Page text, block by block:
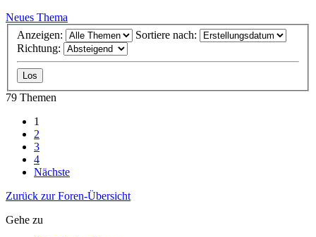
Neues Thema
Anzeigen:
Sortiere nach:
Richtung:
79 Themen
1
2
3
4
Nächste
Zurück zur Foren-Übersicht
Gehe zu